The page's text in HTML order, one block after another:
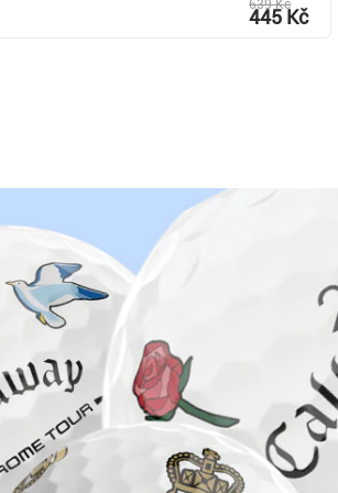
639 Kč
445 Kč